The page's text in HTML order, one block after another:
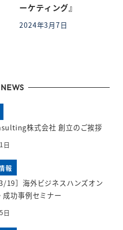
ーケティング』
投稿日
2024年3月7日
NEWS
株式会社 創立のご挨拶
日
報
19］海外ビジネスハンズオン
成功事例セミナー
日